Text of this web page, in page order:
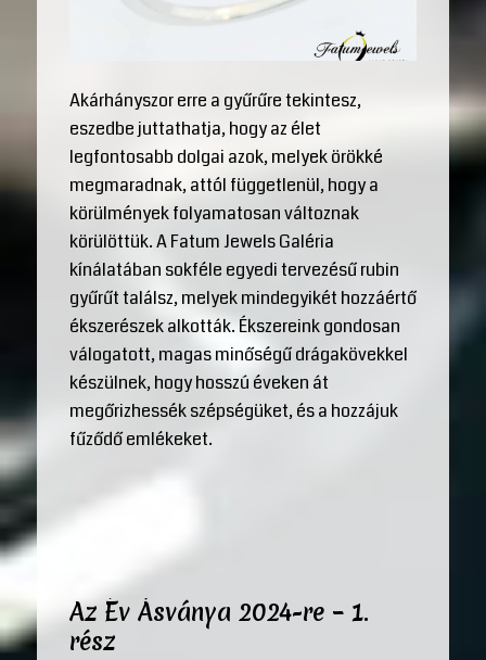
Akárhányszor erre a gyűrűre tekintesz,
eszedbe juttathatja, hogy az élet
legfontosabb dolgai azok, melyek örökké
megmaradnak, attól függetlenül, hogy a
körülmények folyamatosan változnak
körülöttük. A Fatum Jewels Galéria
kínálatában sokféle egyedi tervezésű rubin
gyűrűt találsz, melyek mindegyikét hozzáértő
ékszerészek alkották. Ékszereink gondosan
válogatott, magas minőségű drágakövekkel
készülnek, hogy hosszú éveken át
megőrizhessék szépségüket, és a hozzájuk
fűződő emlékeket.
Az Év Ásványa 2024-re – 1.
rész